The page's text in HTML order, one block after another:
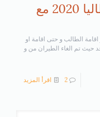
الاقامة السياحية بانطاليا 2020 مع
و اقامة الطالب و حتى اقامة او
حيث تم الغاء الطيران من و
2 اقرأ المزيد